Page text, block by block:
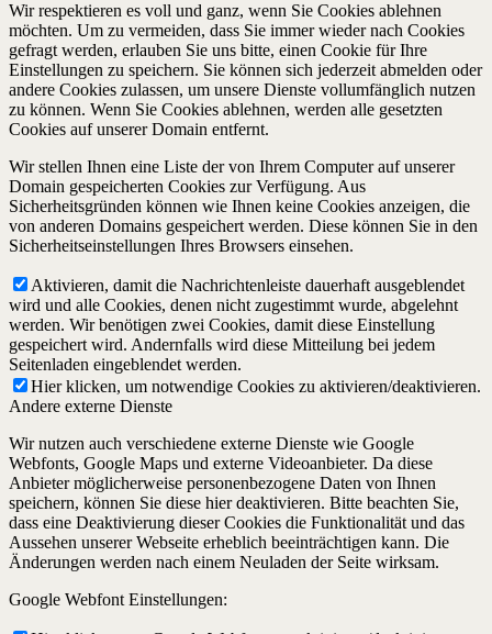
Wir respektieren es voll und ganz, wenn Sie Cookies ablehnen
möchten. Um zu vermeiden, dass Sie immer wieder nach Cookies
gefragt werden, erlauben Sie uns bitte, einen Cookie für Ihre
Einstellungen zu speichern. Sie können sich jederzeit abmelden oder
andere Cookies zulassen, um unsere Dienste vollumfänglich nutzen
zu können. Wenn Sie Cookies ablehnen, werden alle gesetzten
Cookies auf unserer Domain entfernt.
Wir stellen Ihnen eine Liste der von Ihrem Computer auf unserer
Domain gespeicherten Cookies zur Verfügung. Aus
Sicherheitsgründen können wie Ihnen keine Cookies anzeigen, die
von anderen Domains gespeichert werden. Diese können Sie in den
Sicherheitseinstellungen Ihres Browsers einsehen.
Aktivieren, damit die Nachrichtenleiste dauerhaft ausgeblendet
wird und alle Cookies, denen nicht zugestimmt wurde, abgelehnt
werden. Wir benötigen zwei Cookies, damit diese Einstellung
gespeichert wird. Andernfalls wird diese Mitteilung bei jedem
Seitenladen eingeblendet werden.
Hier klicken, um notwendige Cookies zu aktivieren/deaktivieren.
Andere externe Dienste
Wir nutzen auch verschiedene externe Dienste wie Google
Webfonts, Google Maps und externe Videoanbieter. Da diese
Anbieter möglicherweise personenbezogene Daten von Ihnen
speichern, können Sie diese hier deaktivieren. Bitte beachten Sie,
dass eine Deaktivierung dieser Cookies die Funktionalität und das
Aussehen unserer Webseite erheblich beeinträchtigen kann. Die
Änderungen werden nach einem Neuladen der Seite wirksam.
Google Webfont Einstellungen: